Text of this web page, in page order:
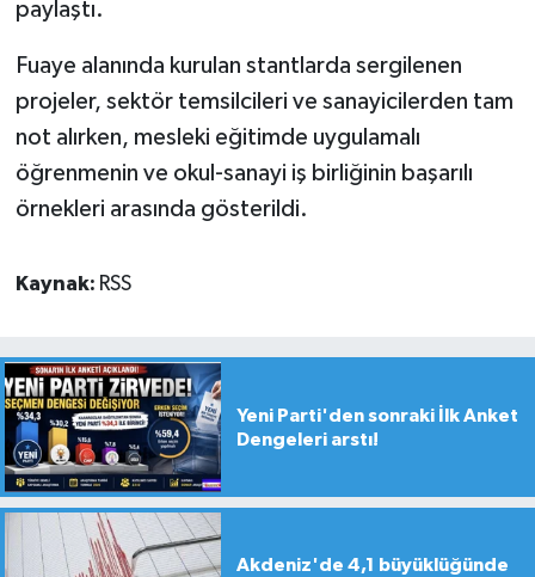
paylaştı.
Fuaye alanında kurulan stantlarda sergilenen
projeler, sektör temsilcileri ve sanayicilerden tam
not alırken, mesleki eğitimde uygulamalı
öğrenmenin ve okul-sanayi iş birliğinin başarılı
örnekleri arasında gösterildi.
Kaynak: RSS
Yeni Parti'den sonraki İlk Anket
Dengeleri arstı!
Akdeniz'de 4,1 büyüklüğünde